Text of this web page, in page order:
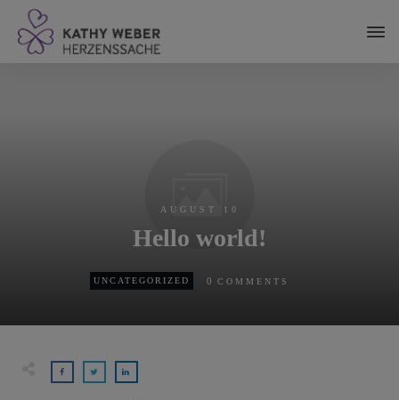
springen
AUGUST 10
Hello world!
UNCATEGORIZED 0 COMMENTS